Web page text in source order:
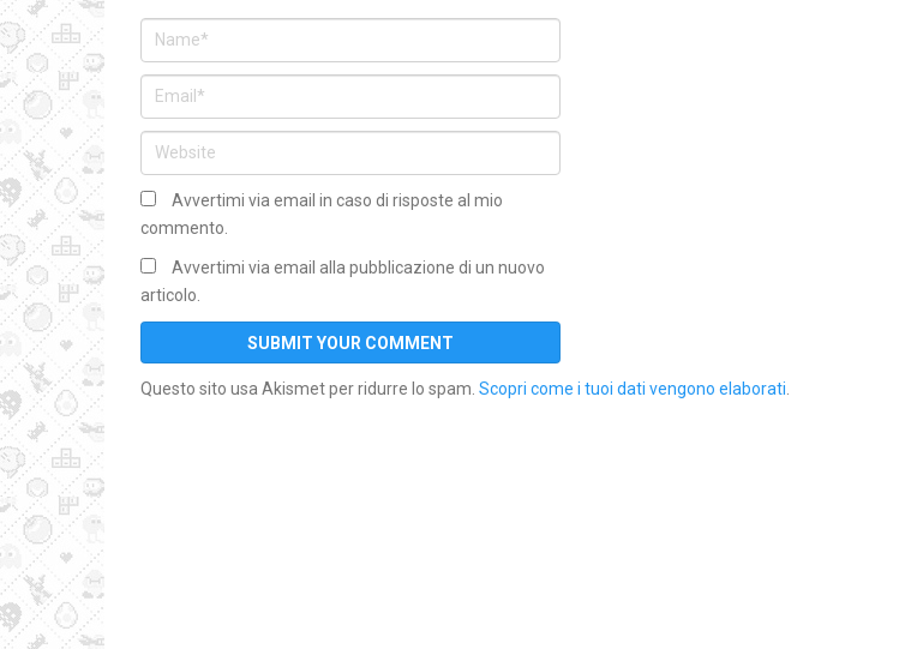
Avvertimi via email in caso di risposte al mio
commento.
Avvertimi via email alla pubblicazione di un nuovo
articolo.
Questo sito usa Akismet per ridurre lo spam. Scopri come i tuoi dati vengono elaborati